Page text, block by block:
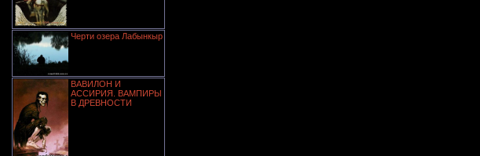
Черти озера Лабынкыр
ВАВИЛОН И
АССИРИЯ. ВАМПИРЫ
В ДРЕВНОСТИ